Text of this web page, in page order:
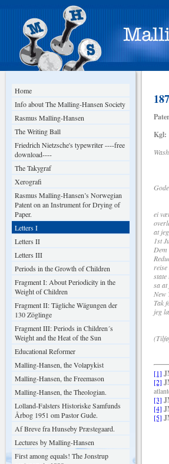
Home
Info about The Malling-Hansen Society
Rasmus Malling-Hansen
The Writing Ball
Friedrich Nietzsche's typewriter ----free
download----
The Takygraf
Xerografi
Rasmus Malling-Hansen’s Norwegian
Patent on an Instrument for Drying of
Paper.
Letters I
Letters II
Letters III
Periods in the Growth of Children
Fragment I: About Periodicity in the
Weight of Children
Fragment II: Tägliche Wägungen der
130 Zöglinge
Fragment III: Periods in Children´s
Weight and the Heat of the Sun
Educational Reformer
Malling-Hansen, the Volapykist
Malling-Hansen, the Freemason
Malling-Hansen, the Theologian.
Lolland-Falsters Historiske Samfunds
Årbog 1951 om Pastor Gude.
Af Breve fra Hunseby Præstegaard.
Lectures by Malling-Hansen
First among equals! The Jonstrup
Kgl:
Nu
ei
at
1st
sa
New
Tak
jeg
[1]
[2]
[3]
[4]
[5]